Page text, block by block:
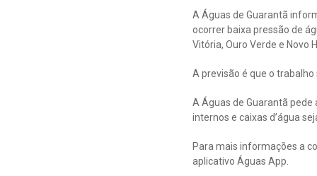
A Águas de Guarantã
ocorrer baixa pressão de
Vitória, Ouro Verde e Novo
A previsão é que o
A Águas de Guarantã
internos e caixas d’água
Para mais informações a
aplicativo Águas App.